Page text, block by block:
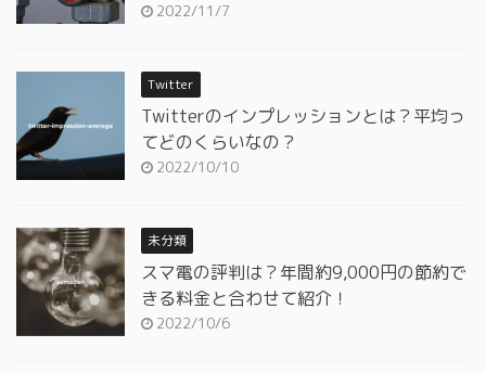
2022/11/7
Twitter
Twitterのインプレッションとは？平均っ
てどのくらいなの？
2022/10/10
未分類
スマ電の評判は？年間約9,000円の節約で
きる料金と合わせて紹介！
2022/10/6